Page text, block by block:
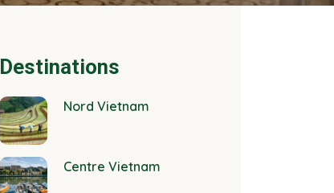
Destinations
Nord Vietnam
Centre Vietnam